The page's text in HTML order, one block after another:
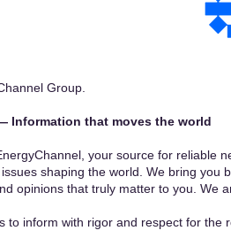
Group.
Information that moves the world​
your source for reliable
shaping the world. We bring you
opinions that truly matter to you. We
to inform with rigor and respect for the